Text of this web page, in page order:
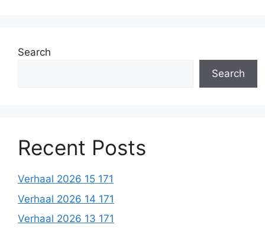
Search
Search
Recent Posts
Verhaal 2026 15 171
Verhaal 2026 14 171
Verhaal 2026 13 171